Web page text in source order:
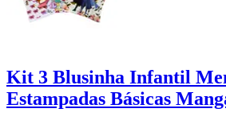
Kit 3 Blusinha Infantil
Estampadas Básicas